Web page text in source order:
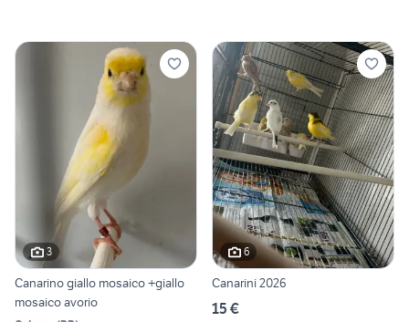
3
Canarino giallo mosaico +giallo
mosaico avorio
6
Canarini 2026
15 €